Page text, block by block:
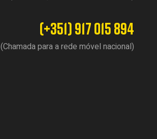
(+351) 917 015 894
(Chamada para a rede móvel nacional)